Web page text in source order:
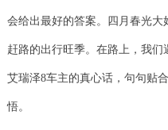
会给出最好的答案。四月春光
赶路的出行旺季。在路上，我
艾瑞泽8车主的真心话，句句贴
悟。